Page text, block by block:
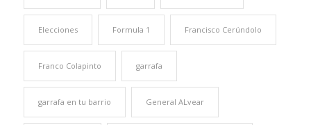
Elecciones Formula 1 Francisco Cerúndolo
Franco Colapinto garrafa
garrafa en tu barrio General ALvear